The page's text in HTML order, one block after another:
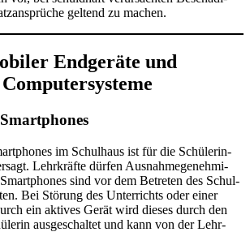
gel­tend zu machen.
Endgeräte und
im Schul­haus ist für die Schü­le­rin­
Lehr­kräf­te dür­fen Aus­nah­me­ge­neh­mi­
sind vor dem Betre­ten des Schul­
Bei Stö­rung des Unter­richts oder einer
ein akti­ves Gerät wird die­ses durch den
aus­ge­schal­tet und kann von der Lehr­